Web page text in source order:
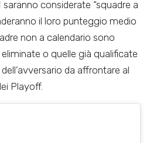
saranno considerate “squadre a
il loro punteggio medio
non a calendario sono
o quelle già qualificate
da affrontare al
Playoff.